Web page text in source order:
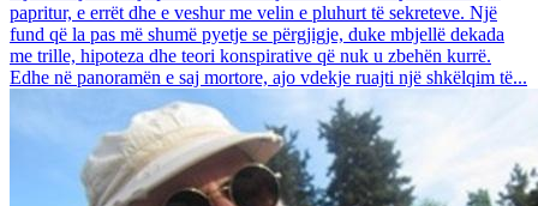
papritur, e errët dhe e veshur me velin e pluhurt të sekreteve. Një
fund që la pas më shumë pyetje se përgjigje, duke mbjellë dekada
me trille, hipoteza dhe teori konspirative që nuk u zbehën kurrë.
Edhe në panoramën e saj mortore, ajo vdekje ruajti një shkëlqim të...